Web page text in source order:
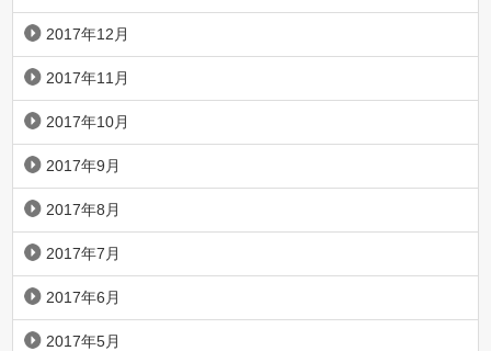
2017年12月
2017年11月
2017年10月
2017年9月
2017年8月
2017年7月
2017年6月
2017年5月